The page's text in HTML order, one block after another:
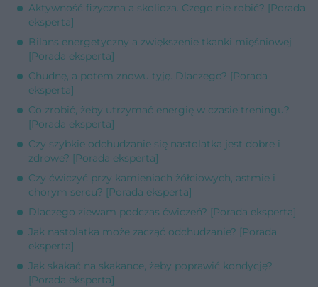
Aktywność fizyczna a skolioza. Czego nie robić? [Porada
eksperta]
Bilans energetyczny a zwiększenie tkanki mięśniowej
[Porada eksperta]
Chudnę, a potem znowu tyję. Dlaczego? [Porada
eksperta]
Co zrobić, żeby utrzymać energię w czasie treningu?
[Porada eksperta]
Czy szybkie odchudzanie się nastolatka jest dobre i
zdrowe? [Porada eksperta]
Czy ćwiczyć przy kamieniach żółciowych, astmie i
chorym sercu? [Porada eksperta]
Dlaczego ziewam podczas ćwiczeń? [Porada eksperta]
Jak nastolatka może zacząć odchudzanie? [Porada
eksperta]
Jak skakać na skakance, żeby poprawić kondycję?
[Porada eksperta]